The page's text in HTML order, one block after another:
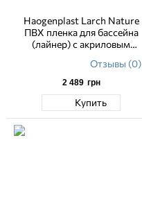
Haogenplast Larch Nature
ПВХ пленка для бассейна
(лайнер) с акриловым
Отзывы (0)
2 489 грн
Купить